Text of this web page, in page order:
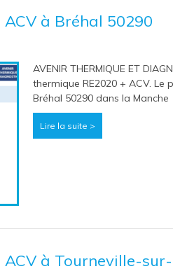
à Bréhal 50290
AVENIR THERMIQUE ET
thermique RE2020 + ACV. Le
Bréhal 50290 dans la Manche
Lire la suite >
à Tourneville-